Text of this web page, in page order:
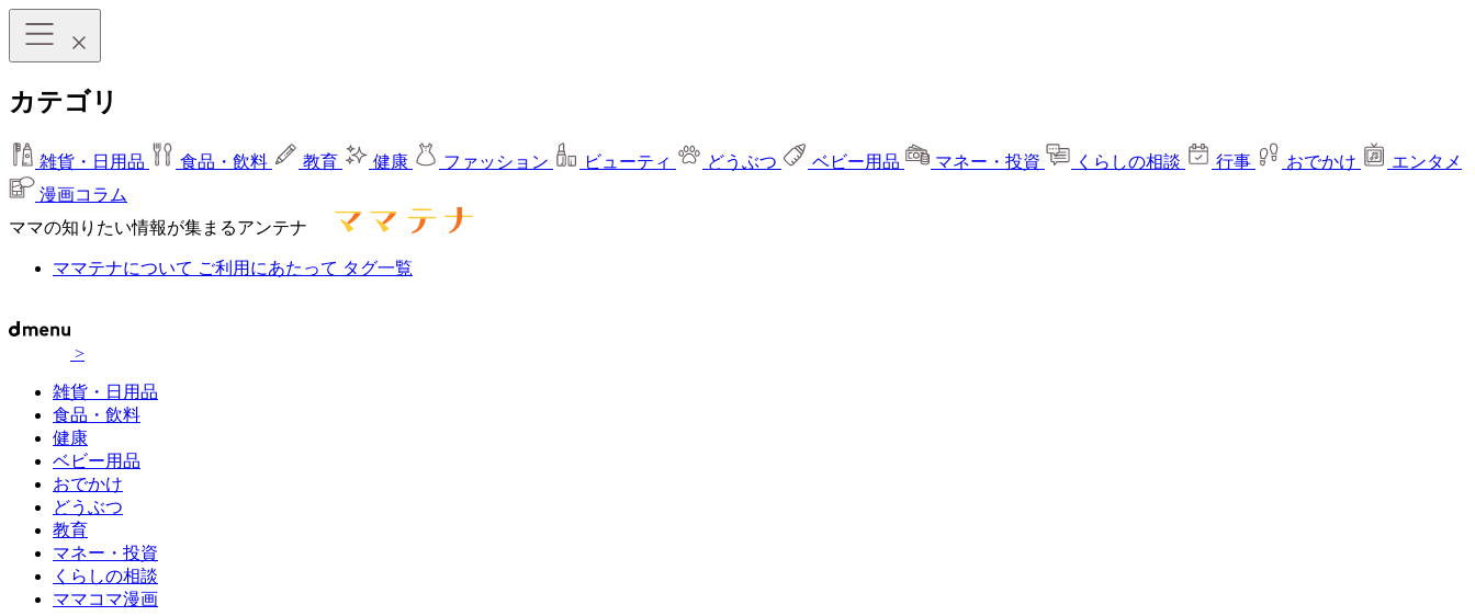
カテゴリ
雑貨・日用品 食品・飲料 教育 健康 ファッション ビューティ どうぶつ ベビー用品 マネー・投資 くらしの相談 行事 おでかけ
エンタメ
漫画コラム
ママの知りたい情報が集まるアンテナ
ママテナについて ご利用にあたって タグ一覧
>
雑貨・日用品
食品・飲料
健康
ベビー用品
おでかけ
どうぶつ
教育
マネー・投資
くらしの相談
ママコマ漫画